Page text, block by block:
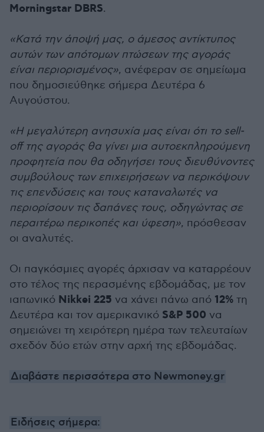
Morningstar DBRS.
«Κατά την άποψή μας, ο άμεσος αντίκτυπος
αυτών των απότομων πτώσεων της αγοράς
είναι περιορισμένος», ανέφεραν σε σημείωμα
που δημοσιεύθηκε σήμερα Δευτέρα 6
Αυγούστου.
«Η μεγαλύτερη ανησυχία μας είναι ότι το sell-
off της αγοράς θα γίνει μια αυτοεκπληρούμενη
προφητεία που θα οδηγήσει τους διευθύνοντες
συμβούλους των επιχειρήσεων να περικόψουν
τις επενδύσεις και τους καταναλωτές να
περιορίσουν τις δαπάνες τους, οδηγώντας σε
περαιτέρω περικοπές και ύφεση», πρόσθεσαν
οι αναλυτές.
Οι παγκόσμιες αγορές άρχισαν να καταρρέουν
στο τέλος της περασμένης εβδομάδας, με τον
ιαπωνικό Nikkei 225 να χάνει πάνω από 12% τη
Δευτέρα και τον αμερικανικό S&P 500 να
σημειώνει τη χειρότερη ημέρα των τελευταίων
σχεδόν δύο ετών στην αρχή της εβδομάδας.
Διαβάστε περισσότερα στο Newmoney.gr
Ειδήσεις σήμερα: